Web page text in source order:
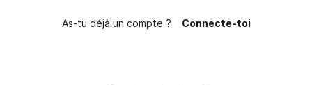
As-tu déjà un compte ? Connecte-toi